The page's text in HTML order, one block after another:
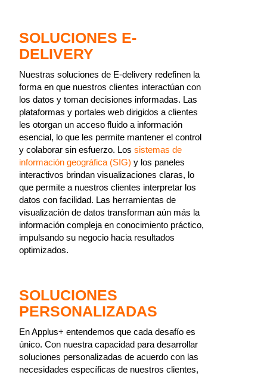
SOLUCIONES E-
DELIVERY
Nuestras soluciones de E-delivery redefinen la
forma en que nuestros clientes interactúan con
los datos y toman decisiones informadas. Las
plataformas y portales web dirigidos a clientes
les otorgan un acceso fluido a información
esencial, lo que les permite mantener el control
y colaborar sin esfuerzo. Los sistemas de
información geográfica (SIG) y los paneles
interactivos brindan visualizaciones claras, lo
que permite a nuestros clientes interpretar los
datos con facilidad. Las herramientas de
visualización de datos transforman aún más la
información compleja en conocimiento práctico,
impulsando su negocio hacia resultados
optimizados.
SOLUCIONES
PERSONALIZADAS
En Applus+ entendemos que cada desafío es
único. Con nuestra capacidad para desarrollar
soluciones personalizadas de acuerdo con las
necesidades específicas de nuestros clientes,